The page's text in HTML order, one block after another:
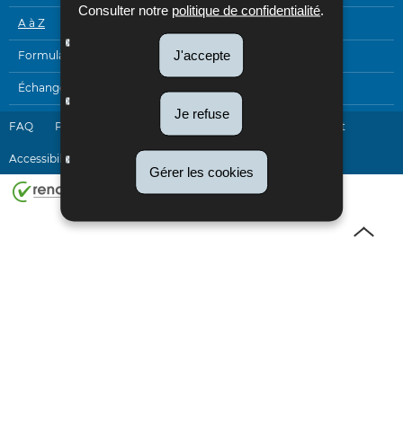
Consulter notre politique de confidentialité.
J'accepte
Je refuse
Gérer les cookies
A à Z
Formulaires
Échanges électroniques
FAQ Plan du site Liens utiles Newsletter Contact
Accessibilité A propos du site Aspects légaux
Haut
de